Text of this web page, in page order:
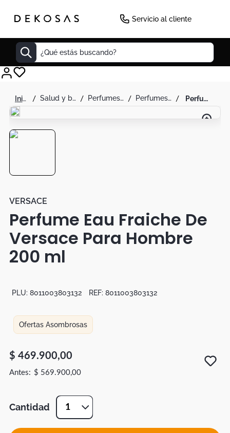
Servicio al cliente
¿Qué estás buscando?
salud y belleza perfumes y splash perfumes para hombre perfume eau fraiche de versace para hombre 200 ml
VERSACE
Perfume Eau Fraiche De
Versace Para Hombre
200 ml
PLU: 8011003803132 REF: 8011003803132
Ofertas Asombrosas
$ 469.900,00
$ 569.900,00
Cantidad 1
Decoracion
Botas
Lamparas
Bibliotecas
Duvet
Mesas Noche